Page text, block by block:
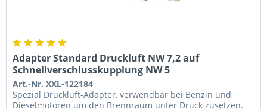
Adapter Standard Druckluft NW 7,2 auf
Schnellverschlusskupplung NW 5
Art.-Nr. XXL-122184
Spezial Druckluft-Adapter, verwendbar bei Benzin und
Dieselmotoren um den Brennraum unter Druck zusetzen.